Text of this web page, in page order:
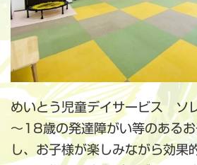
めいとう児童デイサービス ソ
～18歳の発達障がい等のあるお
し、お子様が楽しみながら効果